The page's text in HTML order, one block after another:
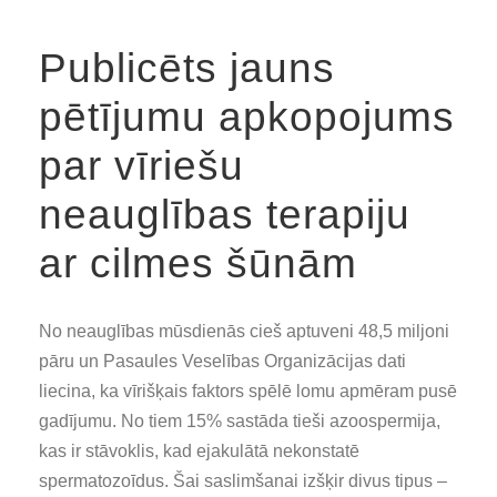
Publicēts jauns
pētījumu apkopojums
par vīriešu
neauglības terapiju
ar cilmes šūnām
No neauglības mūsdienās cieš aptuveni 48,5 miljoni
pāru un Pasaules Veselības Organizācijas dati
liecina, ka vīrišķais faktors spēlē lomu apmēram pusē
gadījumu. No tiem 15% sastāda tieši azoospermija,
kas ir stāvoklis, kad ejakulātā nekonstatē
spermatozoīdus. Šai saslimšanai izšķir divus tipus –